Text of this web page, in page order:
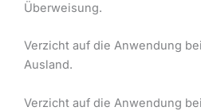
Überweisung.
Verzicht auf die Anwendung
Ausland.
Verzicht auf die Anwendung